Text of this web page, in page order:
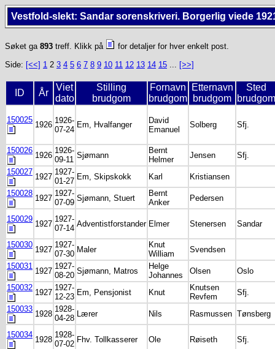
Vestfold-slekt: Sandar sorenskriveri. Borgerlig viede
Søket ga 893 treff. Klikk på
for detaljer for hver enkelt post.
Side: [<<] 1 2 3 4 5 6 7 8 9 10 11 12 13 14 15 ... [>>]
ID År
Viet
dato
Stilling
brudgom
Fornavn
brudgom
Etternavn
brudgom
Sted
brudgom
150025
1926 1926-
07-24
Em, Hvalfanger
David
Emanuel
Solberg Sfj.
150026
1926
1926-
09-11 Sjømann
Bernt
Helmer
Jensen
Sfj.
150027
1927
1927-
01-27 Em, Skipskokk Karl
Kristiansen
150028
1927
1927-
07-09 Sjømann, Stuert
Bernt
Anker
Pedersen
150029
1927
1927-
07-14 Adventistforstander Elmer Stenersen Sandar
150030
1927
1927-
07-30 Maler
Knut
William
Svendsen
150031
1927
1927-
08-20 Sjømann, Matros
Helge
Johannes
Olsen
Oslo
150032
1927
1927-
12-23 Em, Pensjonist Knut
Knutsen
Revfem
Sfj.
150033
1928
1928-
04-28 Lærer Nils Rasmussen Tønsberg
150034
1928
1928-
07-02 Fhv. Tollkasserer Ole Røiseth Sfj.